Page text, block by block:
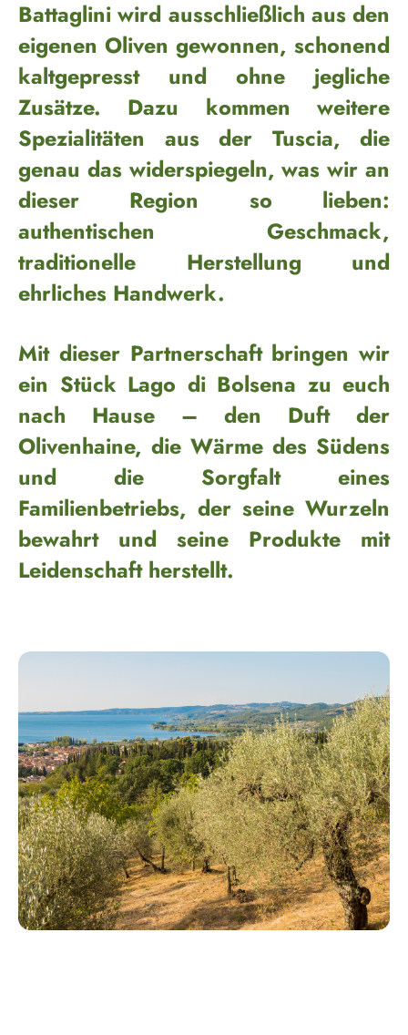
Battaglini wird ausschließlich aus den
eigenen Oliven gewonnen, schonend
kaltgepresst und ohne jegliche
Zusätze. Dazu kommen weitere
Spezialitäten aus der Tuscia, die
genau das widerspiegeln, was wir an
dieser Region so lieben:
authentischen Geschmack,
traditionelle Herstellung und
ehrliches Handwerk.
Mit dieser Partnerschaft bringen wir
ein Stück Lago di Bolsena zu euch
nach Hause – den Duft der
Olivenhaine, die Wärme des Südens
und die Sorgfalt eines
Familienbetriebs, der seine Wurzeln
bewahrt und seine Produkte mit
Leidenschaft herstellt.